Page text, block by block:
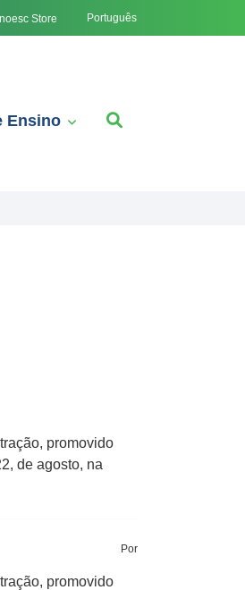
Store Português
Ensino
promovido
de agosto, na
Por
promovido